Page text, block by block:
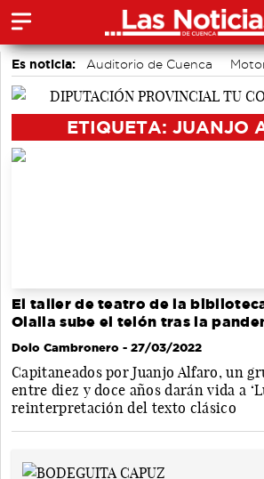
Es noticia: Auditorio de Cuenca
accidentes laborales
ETIQUETA: JUANJO
El taller de teatro de la
Olalla sube el telón tras la
Dolo Cambronero - 27/03/2022
Capitaneados por Juanjo Alfaro, un
entre diez y doce años darán vida a
reinterpretación del texto clásico